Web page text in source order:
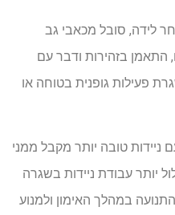
לידה, סובל מכאבי גב
התאמן בזהירות ודבר עם
פעילות גופנית בטוחה או
ניידות טובה יותר מקבל ממני
יותר עבודת ניידות בשגרה
במהלך האימון ולמנוע